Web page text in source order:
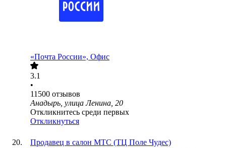
«Почта России», Офис
3.1
•
11500 отзывов
Анадырь, улица Ленина, 20
Откликнитесь среди первых
Откликнуться
Продавец в салон МТС (ТЦ Поле Чудес)